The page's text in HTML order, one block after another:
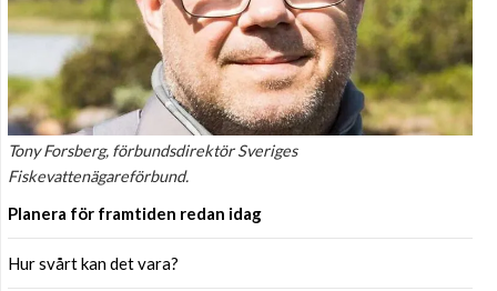
Tony Forsberg, förbundsdirektör Sveriges
Fiskevattenägareförbund.
Planera för framtiden redan idag
Hur svårt kan det vara?